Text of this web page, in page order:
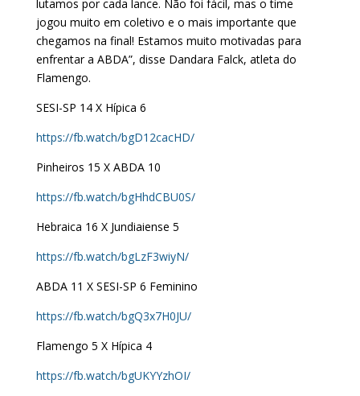
lutamos por cada lance. Não foi fácil, mas o time
jogou muito em coletivo e o mais importante que
chegamos na final! Estamos muito motivadas para
enfrentar a ABDA”, disse Dandara Falck, atleta do
Flamengo.
SESI-SP 14 X Hípica 6
https://fb.watch/bgD12cacHD/
Pinheiros 15 X ABDA 10
https://fb.watch/bgHhdCBU0S/
Hebraica 16 X Jundiaiense 5
https://fb.watch/bgLzF3wiyN/
ABDA 11 X SESI-SP 6 Feminino
https://fb.watch/bgQ3x7H0JU/
Flamengo 5 X Hípica 4
https://fb.watch/bgUKYYzhOI/